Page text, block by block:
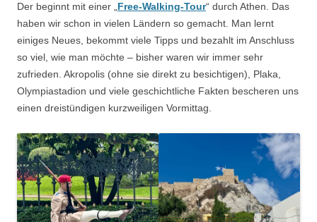
Der beginnt mit einer „Free-Walking-Tour“ durch Athen. Das
haben wir schon in vielen Ländern so gemacht. Man lernt
einiges Neues, bekommt viele Tipps und bezahlt im Anschluss
so viel, wie man möchte – bisher waren wir immer sehr
zufrieden. Akropolis (ohne sie direkt zu besichtigen), Plaka,
Olympiastadion und viele geschichtliche Fakten bescheren uns
einen dreistündigen kurzweiligen Vormittag.